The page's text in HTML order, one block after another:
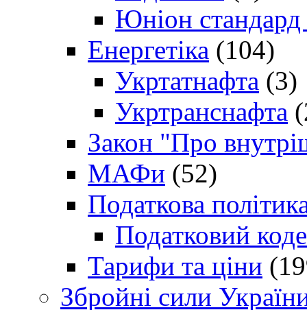
Юніон стандард
Енергетіка (104)
Укртатнафта (3)
Укртранснафта
Закон "Про
МАФи (52)
Податкова
Податковий
Тарифи та ціни
Збройні сили